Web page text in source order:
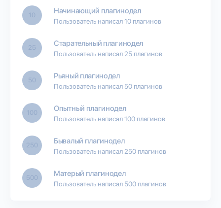
10 Начинающий плагинодел
Пользователь написал 10 плагинов
25 Старательный плагинодел
Пользователь написал 25 плагинов
50 Рьяный плагинодел
Пользователь написал 50 плагинов
100 Опытный плагинодел
Пользователь написал 100 плагинов
250 Бывалый плагинодел
Пользователь написал 250 плагинов
500 Матерый плагинодел
Пользователь написал 500 плагинов